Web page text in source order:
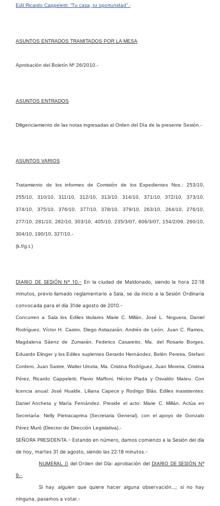
Edil Ricardo Cappeletti: “Tu casa, tu oportunidad”.-
ASUNTOS ENTRADOS TRAMITADOS POR LA MESA
Aprobación del Boletín Nº 26/2010.-
ASUNTOS ENTRADOS
Diligenciamiento de las notas ingresadas al Orden del Día de la presente Sesión.-
ASUNTOS VARIOS
Tratamiento de los informes de Comisión de los Expedientes Nos.: 253/10,
255/10, 310/10, 311/10, 312/10, 313/10, 314/10, 371/10, 372/10, 373/10,
374/10, 375/10, 376/10, 377/10, 378/10, 379/10, 263/10, 264/10, 276/10,
277/10, 281/10, 282/10, 303/10, 405/10, 235/3/07, 606/3/07, 154/2/09, 260/10,
304/10, 190/10, 327/10.-
(k.f/g.t.)
DIARIO DE SESIÓN Nº 10.- En la ciudad de Maldonado, siendo la hora 22:18
minutos, previo llamado reglamentario a Sala, se da inicio a la Sesión Ordinaria
convocada para el día 31de agosto de 2010.-
Concurren a Sala los Ediles titulares Marie C. Millán, José L. Noguera, Daniel
Rodríguez, Víctor H. Castro, Diego Astiazarán, Andrés de León, Juan C. Ramos,
Magdalena Sáenz de Zumarán, Federico Casaretto, Ma. del Rosario Borges,
Eduardo Elinger y los Ediles suplentes Gerardo Hernández, Belén Pereira, Stefani
Cordero, Juan Sastre, Walter Urrutia, Ma. Cristina Rodríguez, Juan Moreira, Cristina
Pérez, Ricardo Cappeletti, Flavio Maffoni, Héctor Plada y Osvaldo Mateu. Con
licencia anual: José Hualde, Liliana Capece y Rodrigo Blás.Ediles inasistentes:
Daniel Ancheta y María Fernández.Preside el acto: Marie C. Millán. Actúa en
Secretaría: Nelly Pietracaprina (Secretaria General), con el apoyo de Gonzalo
Pérez Muró (Director de Dirección Legislativa).-
SEÑORA PRESIDENTA.- Estando en número, damos comienzo a la Sesión del día
de hoy, martes 31 de agosto, siendo las 22:18 minutos.-
NUMERAL I) del Orden del Día: aprobación del DIARIO DE SESIÓN Nº
9.-
Si hay alguien que quiere hacer alguna observación…; si no hay
ninguna, pasamos a votar.-